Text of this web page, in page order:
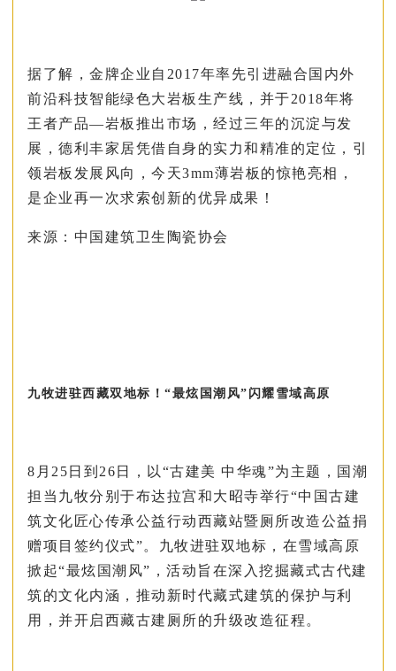
据了解，金牌企业自2017年率先引进融合国内外
前沿科技智能绿色大岩板生产线，并于2018年将
王者产品—岩板推出市场，经过三年的沉淀与发
展，德利丰家居凭借自身的实力和精准的定位，引
领岩板发展风向，今天3mm薄岩板的惊艳亮相，
是企业再一次求索创新的优异成果！
来源：中国建筑卫生陶瓷协会
九牧进驻西藏双地标！“最炫国潮风”闪耀雪域高原
8月25日到26日，以“古建美 中华魂”为主题，国潮
担当九牧分别于布达拉宫和大昭寺举行“中国古建
筑文化匠心传承公益行动西藏站暨厕所改造公益捐
赠项目签约仪式”。九牧进驻双地标，在雪域高原
掀起“最炫国潮风”，活动旨在深入挖掘藏式古代建
筑的文化内涵，推动新时代藏式建筑的保护与利
用，并开启西藏古建厕所的升级改造征程。